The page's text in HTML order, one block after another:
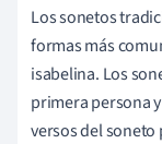
Los sonetos
formas más
isabelina. Los
primera persona
versos del